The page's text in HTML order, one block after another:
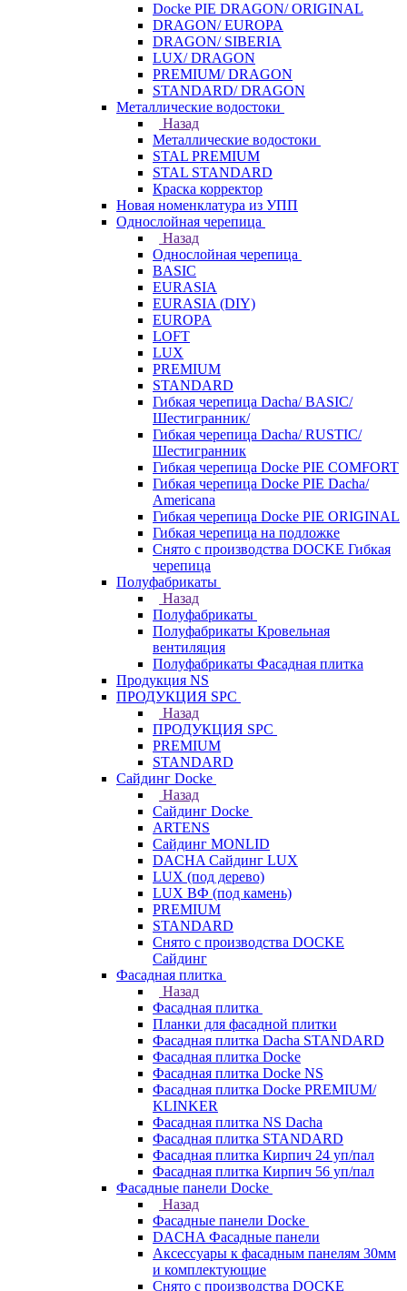
Docke PIE DRAGON/ ORIGINAL
DRAGON/ EUROPA
DRAGON/ SIBERIA
LUX/ DRAGON
PREMIUM/ DRAGON
STANDARD/ DRAGON
Металлические водостоки
Назад
Металлические водостоки
STAL PREMIUM
STAL STANDARD
Краска корректор
Новая номенклатура из УПП
Однослойная черепица
Назад
Однослойная черепица
BASIC
EURASIA
EURASIA (DIY)
EUROPA
LOFT
LUX
PREMIUM
STANDARD
Гибкая черепица Dacha/ BASIC/
Шестигранник/
Гибкая черепица Dacha/ RUSTIC/
Шестигранник
Гибкая черепица Docke PIE COMFORT
Гибкая черепица Docke PIE Dacha/
Americana
Гибкая черепица Docke PIE ОRIGINАL
Гибкая черепица на подложке
Снято с производства DOCKE Гибкая
черепица
Полуфабрикаты
Назад
Полуфабрикаты
Полуфабрикаты Кровельная
вентиляция
Полуфабрикаты Фасадная плитка
Продукция NS
ПРОДУКЦИЯ SPC
Назад
ПРОДУКЦИЯ SPC
PREMIUM
STANDARD
Сайдинг Docke
Назад
Сайдинг Docke
ARTENS
Cайдинг MONLID
DACHA Сайдинг LUX
LUX (под дерево)
LUX ВФ (под камень)
PREMIUM
STANDARD
Снято с производства DOCKE
Сайдинг
Фасадная плитка
Назад
Фасадная плитка
Планки для фасадной плитки
Фасадная плитка Dacha STANDARD
Фасадная плитка Docke
Фасадная плитка Docke NS
Фасадная плитка Docke PREMIUM/
KLINKER
Фасадная плитка NS Dacha
Фасадная плитка STANDARD
Фасадная плитка Кирпич 24 уп/пал
Фасадная плитка Кирпич 56 уп/пал
Фасадные панели Docke
Назад
Фасадные панели Docke
DACHA Фасадные панели
Аксессуары к фасадным панелям 30мм
и комплектующие
Снято с производства DOCKE